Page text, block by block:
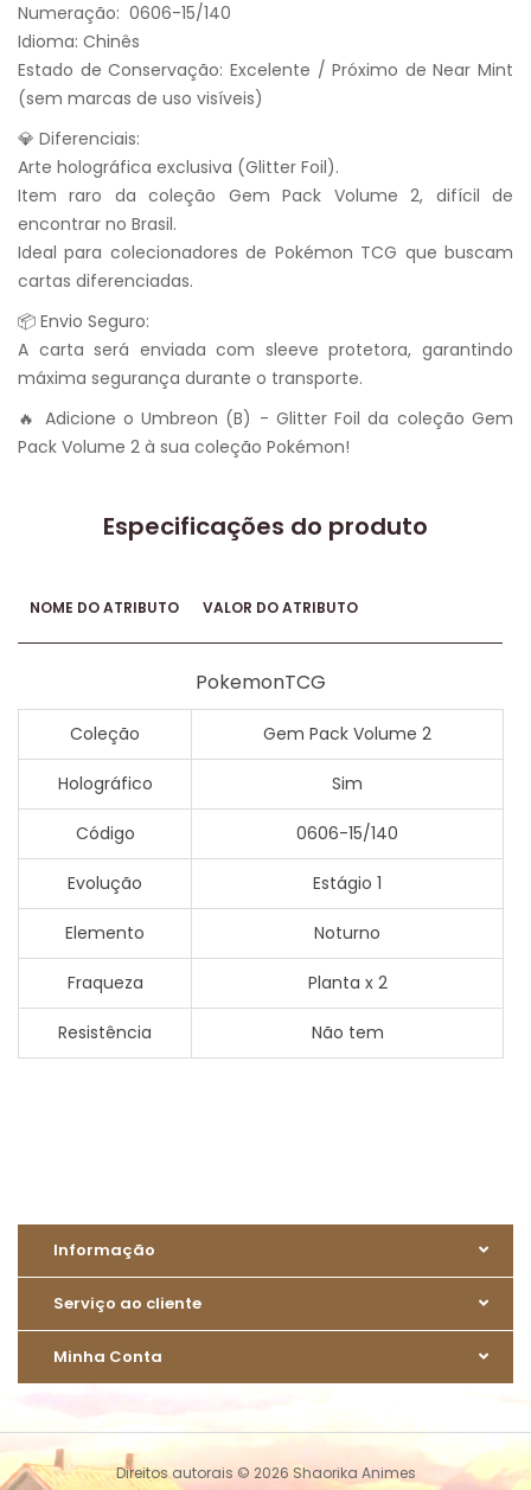
Numeração: 0606-15/140
Idioma: Chinês
Estado de Conservação: Excelente / Próximo de Near Mint
(sem marcas de uso visíveis)
💎 Diferenciais:
Arte holográfica exclusiva (Glitter Foil).
Item raro da coleção Gem Pack Volume 2, difícil de
encontrar no Brasil.
Ideal para colecionadores de Pokémon TCG que buscam
cartas diferenciadas.
📦 Envio Seguro:
A carta será enviada com sleeve protetora, garantindo
máxima segurança durante o transporte.
🔥 Adicione o Umbreon (B) - Glitter Foil da coleção Gem
Pack Volume 2 à sua coleção Pokémon!
Especificações do produto
NOME DO ATRIBUTO VALOR DO ATRIBUTO
PokemonTCG
Coleção Gem Pack Volume 2
Holográfico Sim
Código 0606-15/140
Evolução Estágio 1
Elemento Noturno
Fraqueza Planta x 2
Resistência Não tem
Informação
Serviço ao cliente
Minha Conta
Direitos autorais © 2026 Shaorika Animes